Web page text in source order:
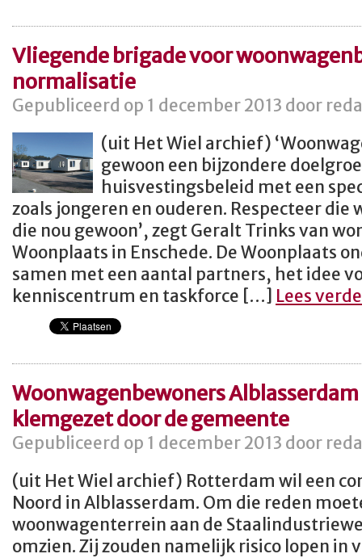
Vliegende brigade voor
normalisatie
Gepubliceerd op 1 december 2013 door
(uit Het Wiel archief)
gewoon een bijzondere
huisvestingsbeleid met een
zoals jongeren en ouderen. Respecteer die
die nou gewoon’, zegt Geralt Trinks van
Woonplaats in Enschede. De Woonplaats
samen met een aantal partners, het idee
kenniscentrum en taskforce […] Lees
Woonwagenbewoners
klemgezet door de gemeente
Gepubliceerd op 1 december 2013 door
(uit Het Wiel archief) Rotterdam wil een
Noord in Alblasserdam. Om die reden
woonwagenterrein aan de
omzien. Zij zouden namelijk risico lopen in